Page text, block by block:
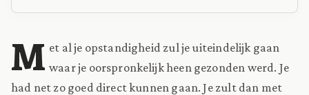
M et al je opstandigheid zul je uiteindelijk gaan
waar je oorspronkelijk heen gezonden werd. Je
had net zo goed direct kunnen gaan. Je zult dan met